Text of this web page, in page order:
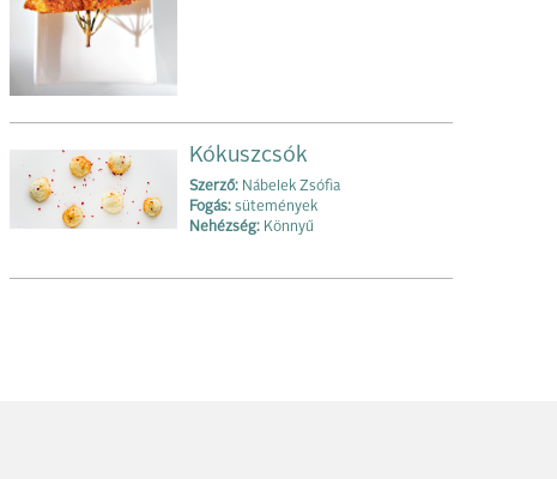
Kókuszcsók
Szerző: Nábelek Zsófia
Fogás: sütemények
Nehézség: Könnyű